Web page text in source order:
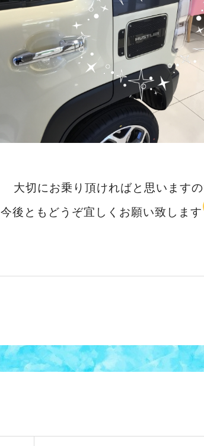
大切にお乗り頂ければと思いますの
今後ともどうぞ宜しくお願い致します